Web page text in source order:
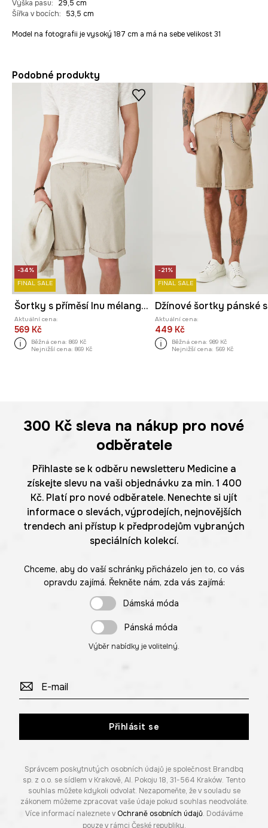
Výška pasu:
29,5 cm
Šířka v bocích: 53,5 cm
Model na fotografii je vysoký 187 cm a má na sebe velikost 31
Podobné produkty
-34%
FINAL SALE
Šortky s příměsí lnu mélange béžová barva
Aktuální cena:
569 Kč
Běžná cena: 869 Kč
Nejnižší cena: 869 Kč
-21%
FINAL SALE
Aktuální cena:
449 Kč
Běžná cena: 989 Kč
Nejnižší cena: 569 Kč
300 Kč sleva na nákup pro nové
odběratele
Přihlaste se k odběru newsletteru Medicine a
získejte slevu na vaši objednávku za min. 1 400
Kč. Platí pro nové odběratele. Nenechte si ujít
informace o slevách, výprodejích, nejnovějších
trendech ani přístup k předprodejům vybraných
speciálních kolekcí.
Chceme, aby do vaší schránky přicházelo jen to, co vás
opravdu zajímá. Řekněte nám, zda vás zajímá:
Dámská móda
Pánská móda
Výběr nabídky je volitelný.
Přihlásit se
Správcem poskytnutých osobních údajů je společnost Brandbq
sp. z o.o. se sídlem v Krakově, Al. Pokoju 18, 31-564 Kraków. Tento
souhlas můžete kdykoli odvolat. Nezapomeňte, že v souladu se
zákonem můžeme zpracovat vaše údaje pokud souhlas neodvoláte.
Více informací naleznete v Ochraně osobních údajů. Dodáváme
pouze v rámci České republiky.